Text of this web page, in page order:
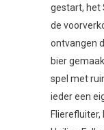
gestart, het
de
ontvangen
bier
spel met
ieder een